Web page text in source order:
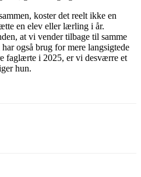
koster det reelt ikke en
en elev eller lærling i år.
at vi vender tilbage til samme
også brug for mere langsigtede
faglærte i 2025, er vi desværre et
hun.